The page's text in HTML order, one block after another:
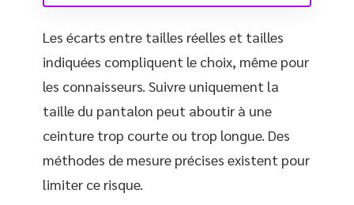
Les écarts entre tailles réelles et tailles
indiquées compliquent le choix, même pour
les connaisseurs. Suivre uniquement la
taille du pantalon peut aboutir à une
ceinture trop courte ou trop longue. Des
méthodes de mesure précises existent pour
limiter ce risque.